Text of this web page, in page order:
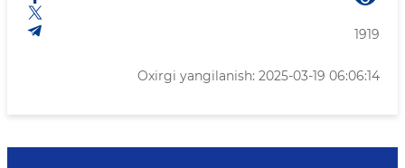
1919
Oxirgi yangilanish: 2025-03-19 06:06:14